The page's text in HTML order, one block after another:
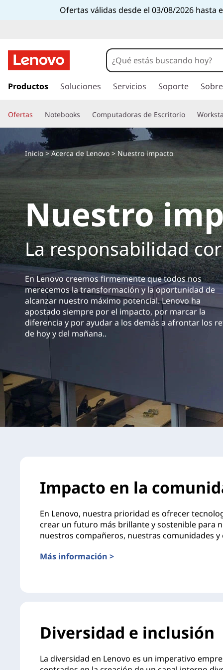
e
o
I
m
p
a
c
t
o
s
t
e
Ofertas válidas desde el 03/08/2026 hasta
r
c
o
n
t
p
r
i
n
c
p
Productos Soluciones Servicios Soporte
Ofertas Notebooks Computadoras de Escritorio
Inicio >Acerca de Lenovo > Nuestro impacto
Nuestro
La responsabilidad
En Lenovo creemos firmemente que todos nos
merecemos la transformación y la oportunidad de
alcanzar nuestro máximo potencial. Lenovo ha
apostado siempre por el impacto, por marcar la
diferencia y por ayudar a los demás a afrontar los
de hoy y del mañana..
Impacto en la
En Lenovo, nuestra prioridad es ofrecer
crear un futuro más brillante y sostenible para
nuestros compañeros, nuestras comunidades y
Más información >
Diversidad e inclusión
La diversidad en Lenovo es un imperativo